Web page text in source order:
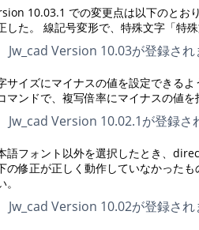
10.03.1 での変更点は以下のとお
した。 線記号変形で、特殊文字「特
Jw_cad Version 10.03が登録さ
サイズにマイナスの値を設定できる
マンドで、複写倍率にマイナスの値
Jw_cad Version 10.02.1が登録
語フォント以外を選択したとき、
の修正が正しく動作していなかった
。
Jw_cad Version 10.02が登録さ